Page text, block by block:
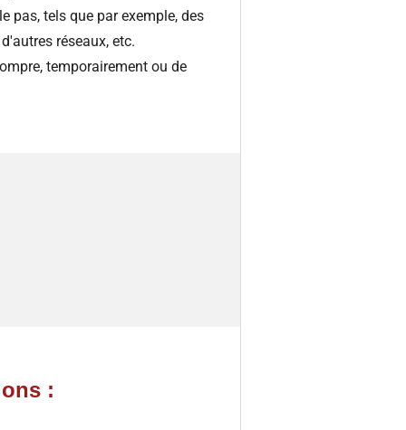
pas, tels que par exemple, des
réseaux, etc.
temporairement ou de
: